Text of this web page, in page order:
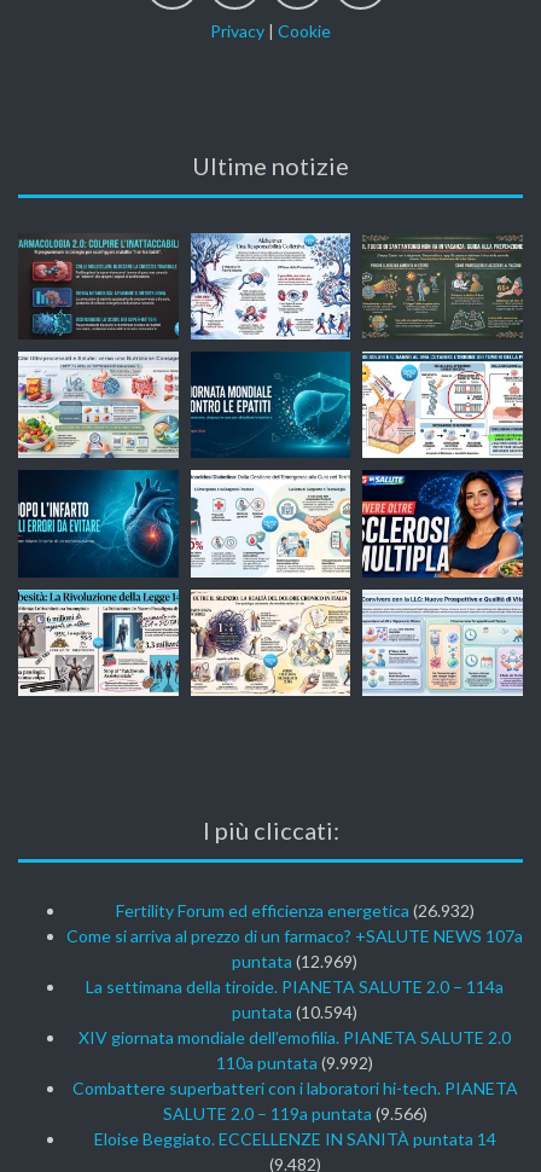
Privacy | Cookie
Ultime notizie
I più cliccati:
Fertility Forum ed efficienza energetica (26.932)
Come si arriva al prezzo di un farmaco? +SALUTE NEWS 107a
puntata (12.969)
La settimana della tiroide. PIANETA SALUTE 2.0 – 114a
puntata (10.594)
XIV giornata mondiale dell’emofilia. PIANETA SALUTE 2.0
110a puntata (9.992)
Combattere superbatteri con i laboratori hi-tech. PIANETA
SALUTE 2.0 – 119a puntata (9.566)
Eloise Beggiato. ECCELLENZE IN SANITÀ puntata 14
(9.482)